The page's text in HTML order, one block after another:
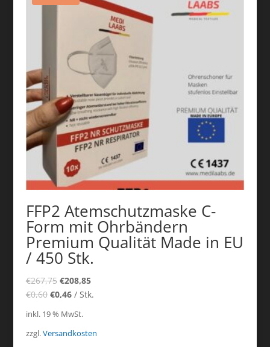
FFP2 Atemschutzmaske C-
Form mit Ohrbändern
Premium Qualität Made in EU
/ 450 Stk.
€267,75 €208,85
€0,60 €0,46/ Stk.
inkl. 19 % MwSt.
zzgl.Versandkosten